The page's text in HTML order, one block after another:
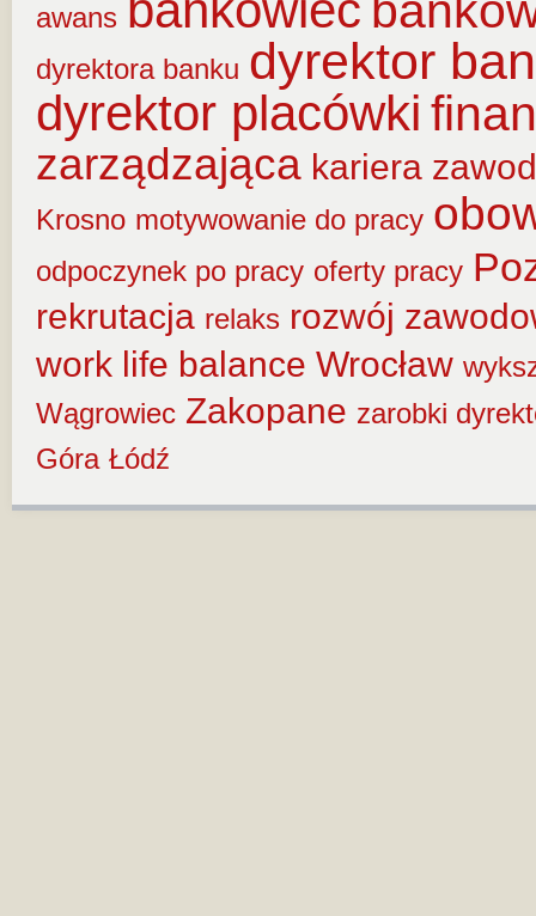
awans
dyrektora banku dyrektor
dyrektor placówki
zarządzająca kariera
Krosno motywowanie do pracy
odpoczynek po pracy oferty pracy
rekrutacja relaks rozwój
work life balance Wrocław
Wągrowiec Zakopane zarobki
Góra Łódź